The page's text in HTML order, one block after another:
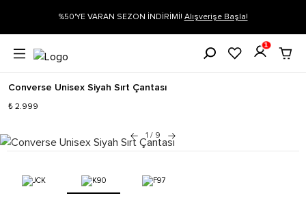
VARAN SEZON İNDİRİMİ!Alışverişe Başla! Siparişin 1-3 iş
1
Converse Unisex Siyah Sırt Çantası
₺ 2.999
1 / 9